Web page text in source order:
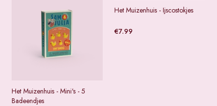
Het Muizenhuis - Mini's - 5
Badeendjes
Het Muizenhuis - Ijscostokjes
€7.99